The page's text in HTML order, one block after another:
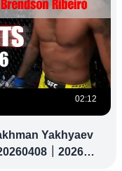
02:12
Yakhyaev
｜2026